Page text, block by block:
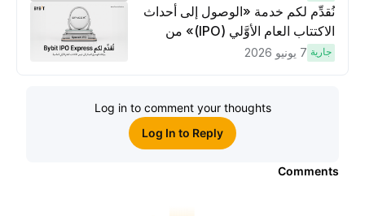
لكسَب مكافآت مُضاعَفة
نُقدِّم لكم خدمة «الوصول إلى أحداث
الاكتتاب العام الأوَّلي (IPO)» من
Bybit، بوابتك للوصول المبكر إلى فرص
جارية 7 يونيو 2026
Log in to comment your thoughts
Log In to Reply
Comments